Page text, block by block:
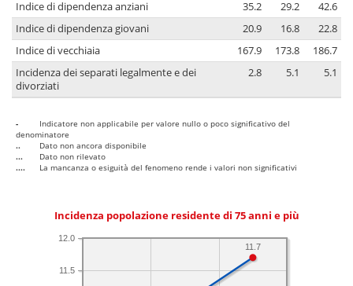
Indice di dipendenza anziani 35.2 29.2
42.6
Indice di dipendenza giovani
20.9 16.8
22.8
Indice di vecchiaia
167.9 173.8
186.7
Incidenza dei separati legalmente e dei
divorziati
2.8 5.1 5.1
-
Indicatore non applicabile per valore nullo o poco significativo del
denominatore
..
Dato non ancora disponibile
...
Dato non rilevato
....
La mancanza o esiguità del fenomeno rende i valori non significativi
Incidenza popolazione residente di 75 anni e più
11.5
12.0
11.7